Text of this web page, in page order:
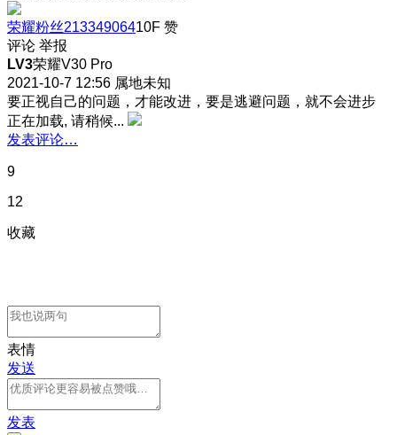
荣耀粉丝21334906410F 赞
评论 举报
LV3荣耀V30 Pro
2021-10-7 12:56 属地未知
要正视自己的问题，才能改进，要是逃避问题，就不会进步
正在加载, 请稍候...
发表评论…
9
12
收藏
表情
发送
发表